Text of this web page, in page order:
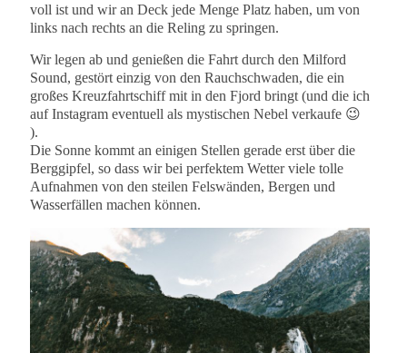
voll ist und wir an Deck jede Menge Platz haben, um von
links nach rechts an die Reling zu springen.
Wir legen ab und genießen die Fahrt durch den Milford
Sound, gestört einzig von den Rauchschwaden, die ein
großes Kreuzfahrtschiff mit in den Fjord bringt (und die ich
auf Instagram eventuell als mystischen Nebel verkaufe 😉
).
Die Sonne kommt an einigen Stellen gerade erst über die
Berggipfel, so dass wir bei perfektem Wetter viele tolle
Aufnahmen von den steilen Felswänden, Bergen und
Wasserfällen machen können.